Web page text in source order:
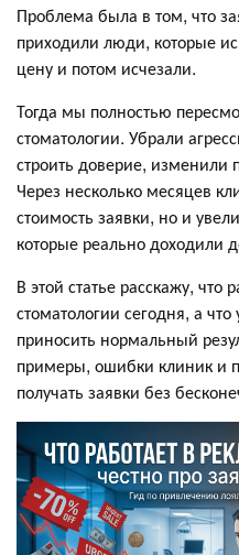
Проблема была в том, что
приходили люди, которые
цену и потом исчезали.
Тогда мы полностью
стоматологии. Убрали
строить доверие, изменили
Через несколько месяцев
стоимость заявки, но и
которые реально доходили
В этой статье расскажу, что
стоматологии сегодня, а
приносить нормальный
примеры, ошибки клиник и
получать заявки без